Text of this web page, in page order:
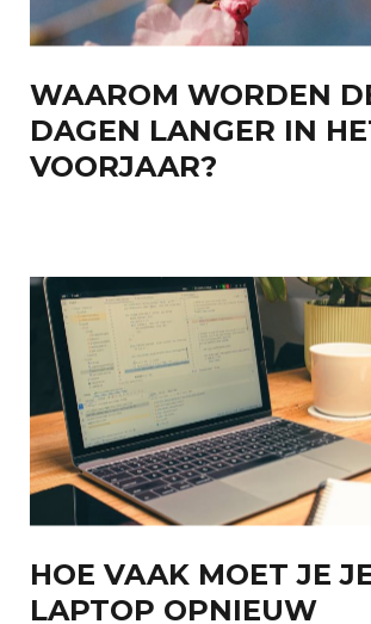
WAAROM WORDEN
DAGEN LANGER IN
VOORJAAR?
HOE VAAK MOET JE
LAPTOP OPNIEUW